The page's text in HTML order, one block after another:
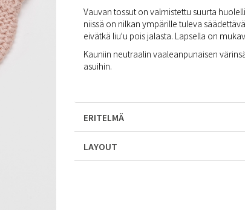
Vauvan tossut on valmistettu suurta
niissä on nilkan ympärille tuleva
eivätkä liu'u pois jalasta. Lapsella on
Kauniin neutraalin vaaleanpunaisen
asuihin.
ERITELMÄ
LAYOUT